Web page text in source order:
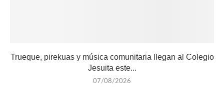
Trueque, pirekuas y música comunitaria llegan al Colegio
Jesuita este...
07/08/2026